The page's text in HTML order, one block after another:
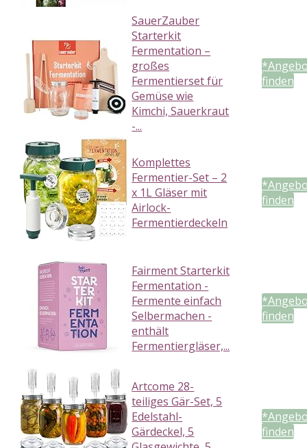
SauerZauber
Starterkit
Fermentation –
großes
Fermentierset für
Gemüse wie
Kimchi, Sauerkraut
-...
finden
Komplettes
Fermentier-Set – 2
x 1L Gläser mit
Airlock-
Fermentierdeckeln
finden
Fairment Starterkit
Fermentation -
Fermente einfach
Selbermachen -
enthält
Fermentiergläser,...
finden
Artcome 28-
teiliges Gär-Set, 5
Edelstahl-
Gärdeckel, 5
finden